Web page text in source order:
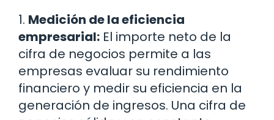
1. Medición de la eficiencia
empresarial: El importe neto de la
cifra de negocios permite a las
empresas evaluar su rendimiento
financiero y medir su eficiencia en la
generación de ingresos. Una cifra de